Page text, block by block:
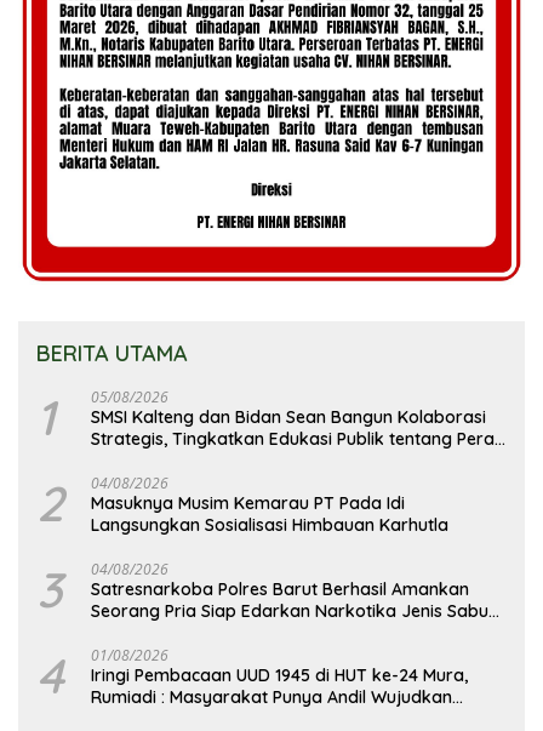
BERITA UTAMA
1 05/08/2026
SMSI Kalteng dan Bidan Sean Bangun Kolaborasi
Strategis, Tingkatkan Edukasi Publik tentang Peran
2 04/08/2026
Masuknya Musim Kemarau PT Pada Idi
Langsungkan Sosialisasi Himbauan Karhutla
3 04/08/2026
Satresnarkoba Polres Barut Berhasil Amankan
Seorang Pria Siap Edarkan Narkotika Jenis Sabu
4 01/08/2026
Iringi Pembacaan UUD 1945 di HUT ke-24 Mura,
Rumiadi : Masyarakat Punya Andil Wujudkan